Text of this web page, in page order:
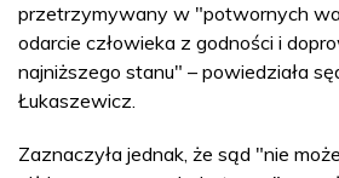
przetrzymywany w "potwornych
odarcie człowieka z godności i
najniższego stanu" – powiedziała
Łukaszewicz.
Zaznaczyła jednak, że sąd "nie